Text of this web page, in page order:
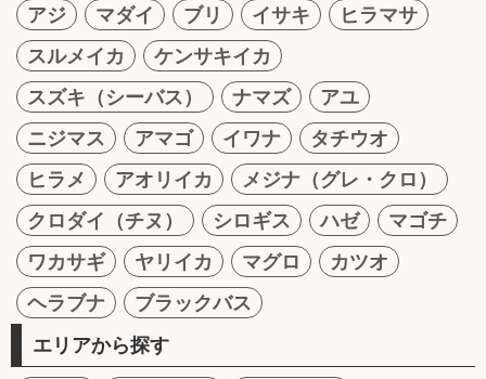
アジ マダイ ブリ イサキ
ヒラマサ
スルメイカ
ケンサキイカ
スズキ（シーバス）
ナマズ
アユ
ニジマス
アマゴ イワナ
タチウオ
ヒラメ
アオリイカ
メジナ（グレ・クロ）
クロダイ（チヌ）
シロギス ハゼ
マゴチ
ワカサギ
ヤリイカ マグロ
カツオ
ヘラブナ
ブラックバス
エリアから探す